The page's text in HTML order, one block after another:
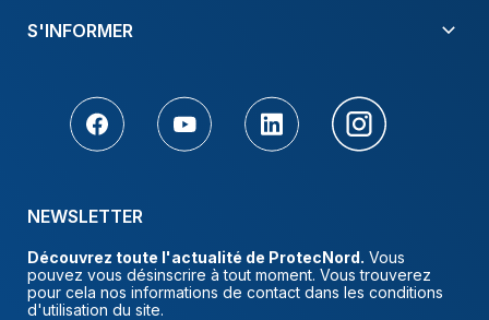
S'INFORMER
NEWSLETTER
Découvrez toute l'actualité de ProtecNord. Vous
pouvez vous désinscrire à tout moment. Vous trouverez
pour cela nos informations de contact dans les conditions
d'utilisation du site.